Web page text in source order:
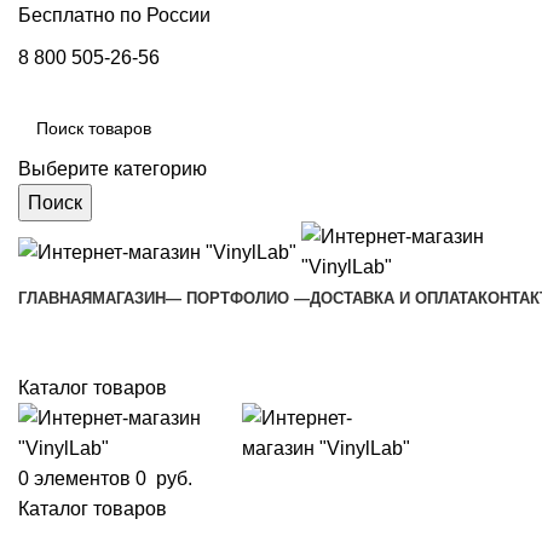
Бесплатно по России
8 800 505-26-56
Выберите категорию
Поиск
ГЛАВНАЯ МАГАЗИН— ПОРТФОЛИО —ДОСТАВКА И ОПЛАТА
Каталог товаров
0 элементов 0 руб.
Каталог товаров